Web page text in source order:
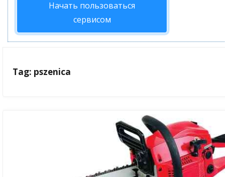
Начать пользоваться
сервисом
Tag: pszenica